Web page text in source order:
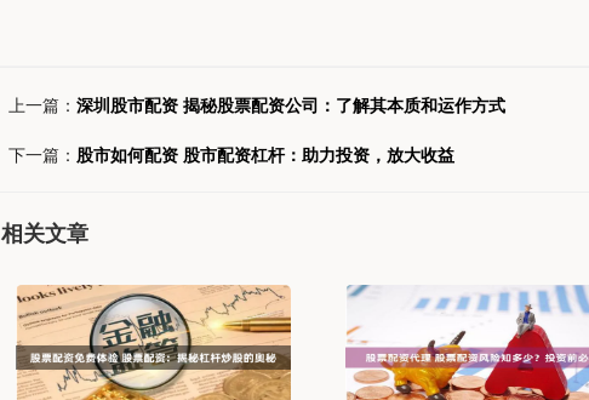
上一篇： 深圳股市配资 揭秘股票配资公司：了解其本质和运作方式
下一篇： 股市如何配资 股市配资杠杆：助力投资，放大收益
相关文章